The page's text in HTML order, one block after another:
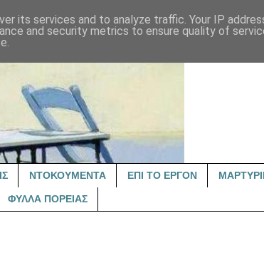
ΝΤΟΚΟΥΜΕΝΤΑ ΕΠΙ ΤΟ ΕΡΓΟΝ
ΦΥΛΛΑ ΠΟΡΕΙΑΣ
its services and to analyze traffic. Your IP
and security metrics to ensure quality of